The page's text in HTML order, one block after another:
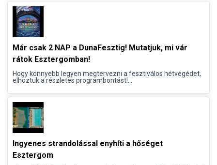
Már csak 2 NAP a DunaFesztig! Mutatjuk, mi vár
rátok Esztergomban!
Hogy könnyebb legyen megtervezni a fesztiválos hétvégédet,
elhoztuk a részletes programbontást!...
Ingyenes strandolással enyhíti a hőséget
Esztergom